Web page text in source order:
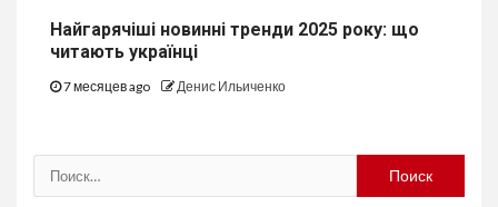
Найгарячіші новинні тренди 2025 року: що
читають українці
7 месяцев ago Денис Ильиченко
Найти: